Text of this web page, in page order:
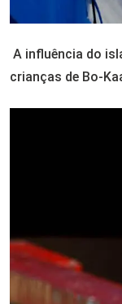
A influência do
crianças de Bo-